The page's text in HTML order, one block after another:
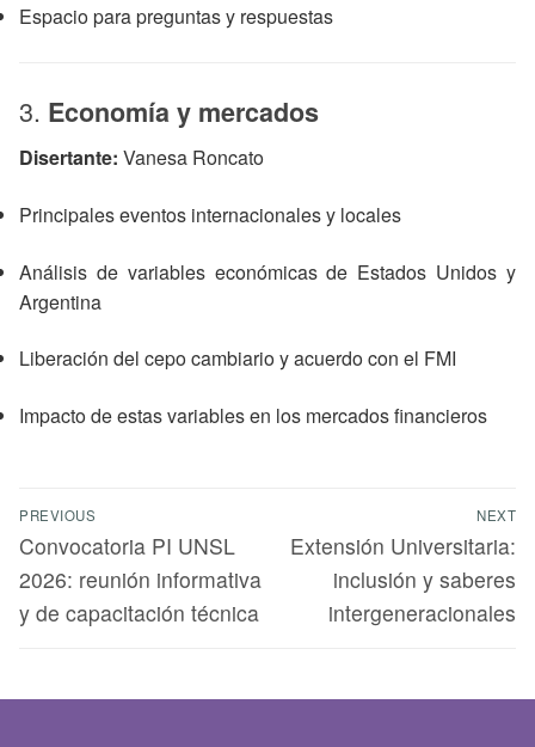
Espacio para preguntas y respuestas
3. Economía y mercados
Disertante: Vanesa Roncato
Principales eventos internacionales y locales
Análisis de variables económicas de Estados Unidos y
Argentina
Liberación del cepo cambiario y acuerdo con el FMI
Impacto de estas variables en los mercados financieros
PREVIOUS
Convocatoria PI UNSL
2026: reunión informativa
y de capacitación técnica
NEXT
Extensión Universitaria:
inclusión y saberes
intergeneracionales